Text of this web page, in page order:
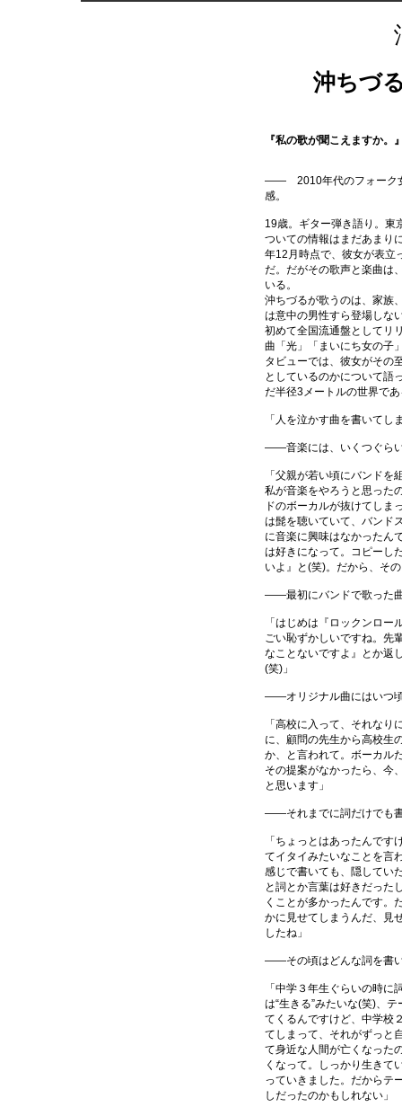
沖ちづ
『私の歌が聞こえますか。
―― 2010年代のフォーク女
感。
19歳。ギター弾き語り。東
ついての情報はまだあまり
年12月時点で、彼女が表立
だ。だがその歌声と楽曲は
いる。
沖ちづるが歌うのは、家族
は意中の男性すら登場しな
初めて全国流通盤としてリ
曲「光」「まいにち女の子
タビューでは、彼女がその
としているのかについて語
だ半径3メートルの世界で
「人を泣かす曲を書いて
――音楽には、いくつぐら
「父親が若い頃にバンド
私が音楽をやろうと思った
ドのボーカルが抜けてしま
は髭を聴いていて、バンド
に音楽に興味はなかったん
は好きになって。コピーし
いよ』と(笑)。だから、そ
――最初にバンドで歌った
「はじめは『ロックンロ
ごい恥ずかしいですね。先
なことないですよ』とか返
(笑)」
――オリジナル曲にはいつ
「高校に入って、それな
に、顧問の先生から高校生
か、と言われて。ボーカル
その提案がなかったら、今
と思います」
――それまでに詞だけでも
「ちょっとはあったんで
てイタイみたいなことを言
感じで書いても、隠してい
と詞とか言葉は好きだった
くことが多かったんです。
かに見せてしまうんだ、見
したね」
――その頃はどんな詞を書
「中学３年生ぐらいの時
は“生きる”みたいな(笑)、
てくるんですけど、中学校
てしまって、それがずっと
て身近な人間が亡くなった
くなって。しっかり生きて
っていきました。だからテ
しだったのかもしれない」